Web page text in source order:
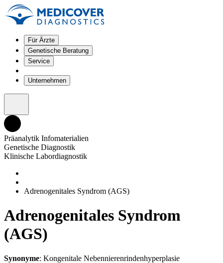
Für Ärzte
Genetische Beratung
Service
Unternehmen
Präanalytik Infomaterialien
Genetische Diagnostik
Klinische Labordiagnostik
Adrenogenitales Syndrom (AGS)
Adrenogenitales Syndrom
(AGS)
Synonyme: Kongenitale Nebennierenrindenhyperplasie